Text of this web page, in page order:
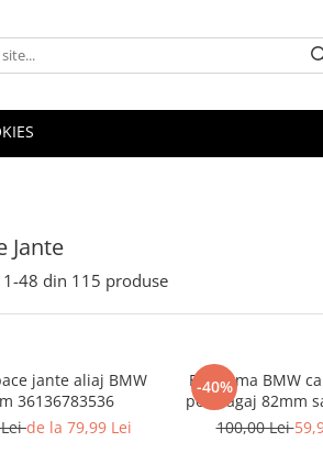
Jante
1-48 din 115 produse
jante aliaj BMW
36136783536
Leide la 79,99 Lei
-40%
Emblema BMW
portbagaj 82mm
(51 14-
100,00 Lei